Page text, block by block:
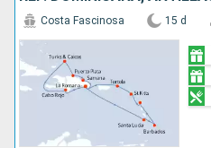
Costa Fascinosa 15 d